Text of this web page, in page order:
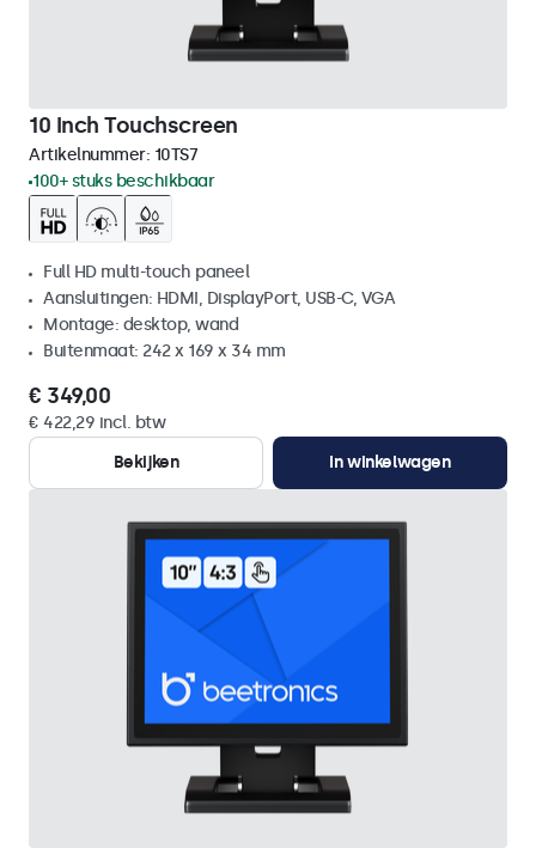
10 Inch Touchscreen
Artikelnummer: 10TS7
100+ stuks beschikbaar
Full HD multi-touch paneel
Aansluitingen: HDMI, DisplayPort, USB-C, VGA
Montage: desktop, wand
Buitenmaat: 242 x 169 x 34 mm
€ 349,00
€ 422,29 incl. btw
Bekijken
In winkelwagen